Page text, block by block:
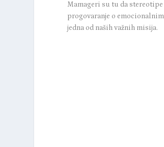
Mamageri su tu da stereotipe
progovaranje o
jedna od naših važnih misija.